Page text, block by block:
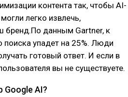
контента так, чтобы AI-
легко извлечь,
бренд.По данным Gartner, к
поиска упадет на 25%. Люди
готовый ответ. И если в
вы не существуете.
Google AI?